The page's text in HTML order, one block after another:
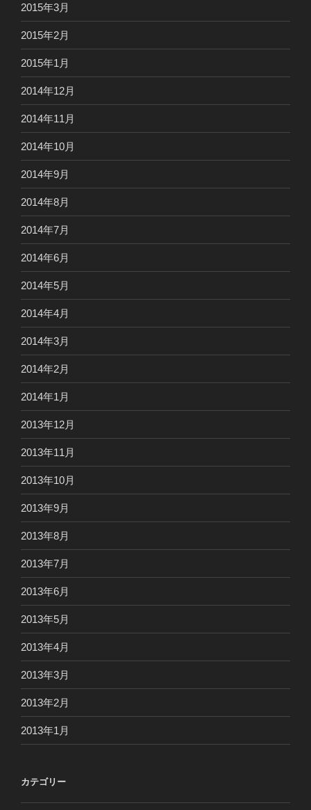
2015年3月
2015年2月
2015年1月
2014年12月
2014年11月
2014年10月
2014年9月
2014年8月
2014年7月
2014年6月
2014年5月
2014年4月
2014年3月
2014年2月
2014年1月
2013年12月
2013年11月
2013年10月
2013年9月
2013年8月
2013年7月
2013年6月
2013年5月
2013年4月
2013年3月
2013年2月
2013年1月
カテゴリー